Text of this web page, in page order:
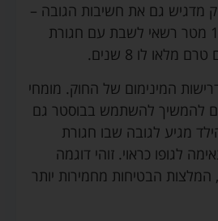
מדגיש גם את חשיבות הגובה –
ילד שגובהו מעל 1.45 מטר רשאי לשבת עם חגורת
מלאו לו 8 שנים.
המינימום של החוק. מומחי
להמשיך להשתמש בבוסטר גם
8, עד שהילד מגיע לגובה שבו חגורת
לגופו כראוי. זוהי דוגמה
הבטיחות מחמירות יותר